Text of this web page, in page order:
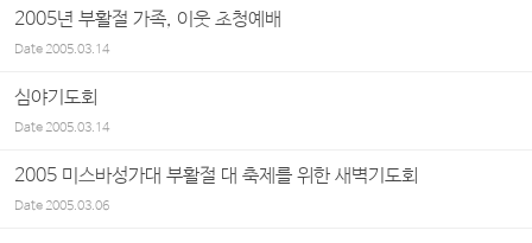
2005년 부활절 가족, 이웃 초청예배
Date2005.03.14
심야기도회
Date2005.03.14
2005 미스바성가대 부활절 대 축제를 위한 새벽기도회
Date2005.03.06